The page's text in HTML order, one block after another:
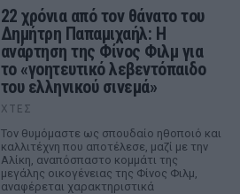
22 χρόνια από τον θάνατο του
Δημήτρη Παπαμιχαήλ: Η
ανάρτηση της Φίνος Φιλμ για
το «γοητευτικό λεβεντόπαιδο
του ελληνικού σινεμά»
ΧΤΕΣ
Τον θυμόμαστε ως σπουδαίο ηθοποιό και
καλλιτέχνη που αποτέλεσε, μαζί με την
Αλίκη, αναπόσπαστο κομμάτι της
μεγάλης οικογένειας της Φίνος Φιλμ,
αναφέρεται χαρακτηριστικά